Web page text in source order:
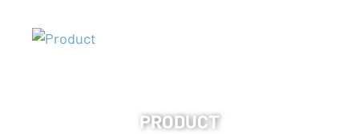
PRODUCT